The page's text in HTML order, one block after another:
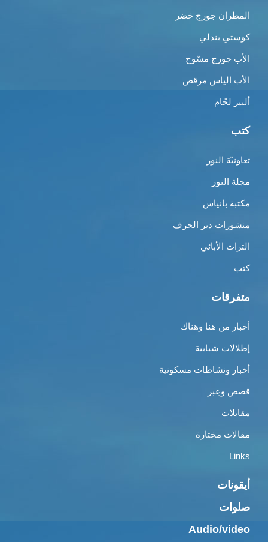
المطران جورج خضر
كوستي بندلي
الأب جورج مسّوح
الأب الياس مرقص
ألبير لحّام
كتب
تعاونيّة النور
مجلة النور
مكتبة بانياس
منشورات دير الحرف
التراث الأبائي
كتب
متفرقات
أخبار من هنا وهناك
إطلالات شبابية
أخبار ونشاطات مسكونية
قصص وعِبر
مقابلات
مقالات مختارة
Links
أيقونات
صلوات
Audio/video